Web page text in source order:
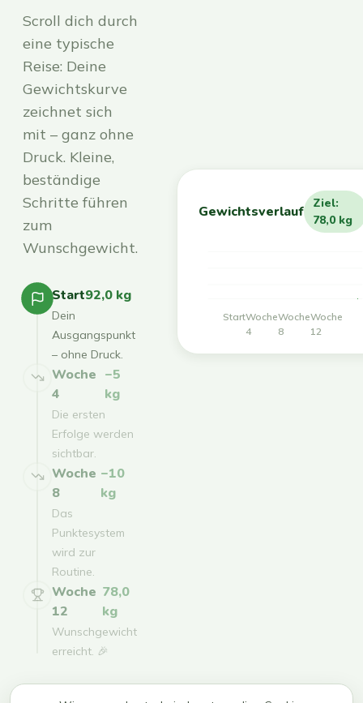
Scroll dich durch
eine typische
Reise: Deine
Gewichtskurve
zeichnet sich
mit – ganz ohne
Druck. Kleine,
beständige
Schritte führen
zum
Wunschgewicht.
Start92,0 kg
Dein
Ausgangspunkt
– ohne Druck.
Woche
4
−5
kg
Die ersten
Erfolge werden
sichtbar.
Woche
8
−10
kg
Das
Punktesystem
wird zur
Routine.
Woche
12
78,0
kg
Wunschgewicht
erreicht. 🎉
Gewichtsverlauf
Ziel:
78,0 kg
StartWoche
4
Woche
8
Woche
12